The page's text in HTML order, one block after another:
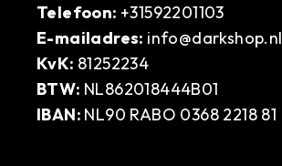
Telefoon: +31592201103
E-mailadres: info@darkshop.nl
KvK: 81252234
BTW: NL862018444B01
IBAN: NL90 RABO 0368 2218 81